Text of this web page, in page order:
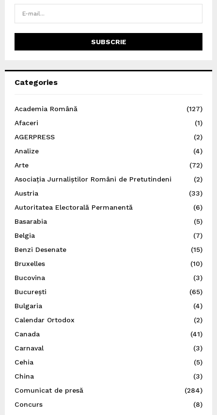
Categories
Academia Română
(127)
Afaceri
(1)
AGERPRESS
(2)
Analize
(4)
Arte
(72)
Asociația Jurnaliștilor Români de Pretutindeni
(2)
Austria
(33)
Autoritatea Electorală Permanentă
(6)
Basarabia
(5)
Belgia
(7)
Benzi Desenate
(15)
Bruxelles
(10)
Bucovina
(3)
București
(65)
Bulgaria
(4)
Calendar Ortodox
(2)
Canada
(41)
Carnaval
(3)
Cehia
(5)
China
(3)
Comunicat de presă
(284)
Concurs
(8)